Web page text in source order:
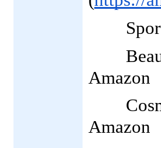
Amazon
Amazon